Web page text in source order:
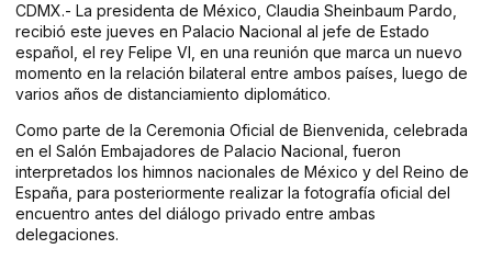
CDMX.- La presidenta de México, Claudia Sheinbaum Pardo,
recibió este jueves en Palacio Nacional al jefe de Estado
español, el rey Felipe VI, en una reunión que marca un nuevo
momento en la relación bilateral entre ambos países, luego de
varios años de distanciamiento diplomático.
Como parte de la Ceremonia Oficial de Bienvenida, celebrada
en el Salón Embajadores de Palacio Nacional, fueron
interpretados los himnos nacionales de México y del Reino de
España, para posteriormente realizar la fotografía oficial del
encuentro antes del diálogo privado entre ambas
delegaciones.